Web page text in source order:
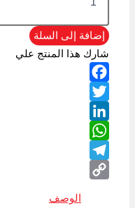
إضافة إلى السلة
شارك هذا المنتج علي
Facebook
Twitter
LinkedIn
WhatsApp
Telegram
الوصف